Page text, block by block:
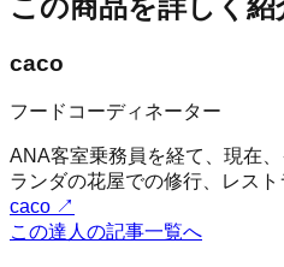
この商品を詳しく
caco
フードコーディネーター
ANA客室乗務員を経て、現在
ランダの花屋での修行、レス
caco ↗
この達人の記事一覧へ